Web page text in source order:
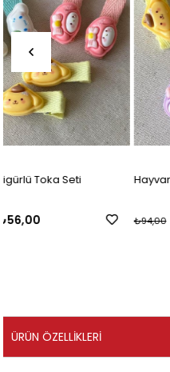
Hayvan Figürlü Toka Seti
₺94,00
ÜRÜN ÖZELLIKLERI